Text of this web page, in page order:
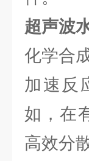
超声波
化学合
加速反
如，在
高效分